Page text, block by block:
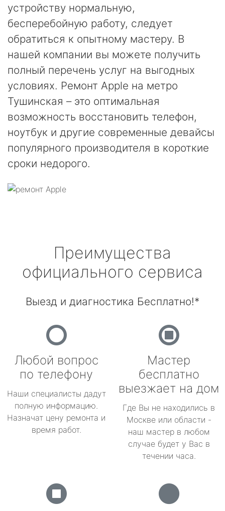
устройству нормальную,
бесперебойную работу, следует
обратиться к опытному мастеру. В
нашей компании вы можете получить
полный перечень услуг на выгодных
условиях. Ремонт Apple на метро
Тушинская – это оптимальная
возможность восстановить телефон,
ноутбук и другие современные девайсы
популярного производителя в короткие
сроки недорого.
Преимущества
официального сервиса
Выезд и диагностика Бесплатно!*
Любой вопрос
по телефону
Наши специалисты дадут
полную информацию.
Назначат цену ремонта и
время работ.
Мастер
бесплатно
выезжает на дом
Где Вы не находились в
Москве или области -
наш мастер в любом
случае будет у Вас в
течении часа.